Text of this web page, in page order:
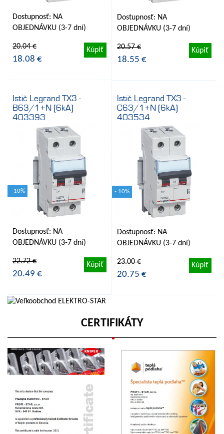
Dostupnosť: NA
OBJEDNÁVKU (3-7 dní)
20.04 €
18.08 €
Kúpiť
Dostupnosť: NA
OBJEDNÁVKU (3-7 dní)
20.57 €
18.55 €
Kúpiť
Istič Legrand TX3 -
B63/1+N (6kA)
403393
- 10%
Dostupnosť: NA
OBJEDNÁVKU (3-7 dní)
22.72 €
20.49 €
Kúpiť
Istič Legrand TX3 -
C63/1+N (6kA)
403534
- 10%
Dostupnosť: NA
OBJEDNÁVKU (3-7 dní)
23.00 €
20.75 €
Kúpiť
CERTIFIKÁTY